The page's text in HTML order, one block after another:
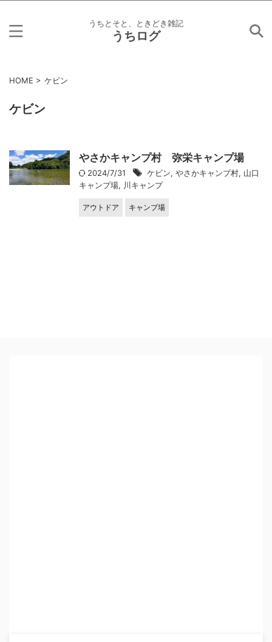
うちとそと、ときどき雑記
うちログ
HOME > ケビン
ケビン
やさかキャンプ村 弥栄キャンプ場
2024/7/31 ケビン, やさかキャンプ村, 山口
キャンプ場, 川キャンプ
アウトドア キャンプ場